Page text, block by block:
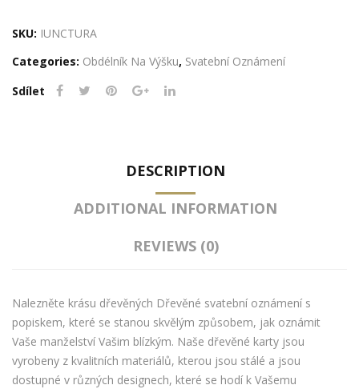
s
-
Iunctura
SKU: IUNCTURA
Categories: Obdélník Na Výšku, Svatební Oznámení
Sdílet
DESCRIPTION
ADDITIONAL INFORMATION
REVIEWS (0)
Nalezněte krásu dřevěných Dřevěné svatební oznámení s
popiskem, které se stanou skvělým způsobem, jak oznámit
Vaše manželství Vašim blízkým. Naše dřevěné karty jsou
vyrobeny z kvalitních materiálů, kterou jsou stálé a jsou
dostupné v různých designech, které se hodí k Vašemu